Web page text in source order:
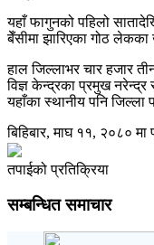
यहाँ फागुनको पहिलो
बेँसीमा झारिएका गोठ लेकका
हाल जिल्लाभर चार हजार
विज्ञ केन्द्रका प्रमुख नरेन्द्र
यहाँका स्थानीय पनि जिल्ला
बिहिबार, माघ ११, २०८० मा
तपाईको प्रतिक्रिया
सम्बन्धित समाचार